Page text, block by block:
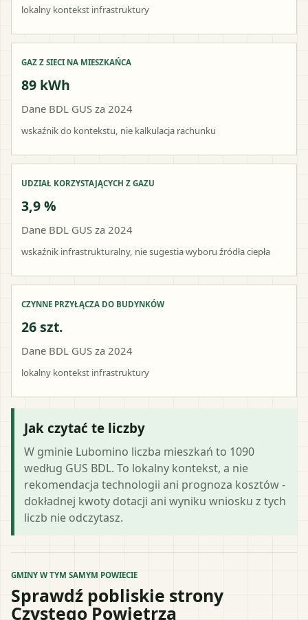
lokalny kontekst infrastruktury
GAZ Z SIECI NA MIESZKAŃCA
89 kWh
Dane BDL GUS za 2024
wskaźnik do kontekstu, nie kalkulacja rachunku
UDZIAŁ KORZYSTAJĄCYCH Z GAZU
3,9 %
Dane BDL GUS za 2024
wskaźnik infrastrukturalny, nie sugestia wyboru źródła ciepła
CZYNNE PRZYŁĄCZA DO BUDYNKÓW
26 szt.
Dane BDL GUS za 2024
lokalny kontekst infrastruktury
Jak czytać te liczby
W gminie Lubomino liczba mieszkań to 1090
według GUS BDL. To lokalny kontekst, a nie
rekomendacja technologii ani prognoza kosztów -
dokładnej kwoty dotacji ani wyniku wniosku z tych
liczb nie odczytasz.
GMINY W TYM SAMYM POWIECIE
Sprawdź pobliskie strony
Czystego Powietrza